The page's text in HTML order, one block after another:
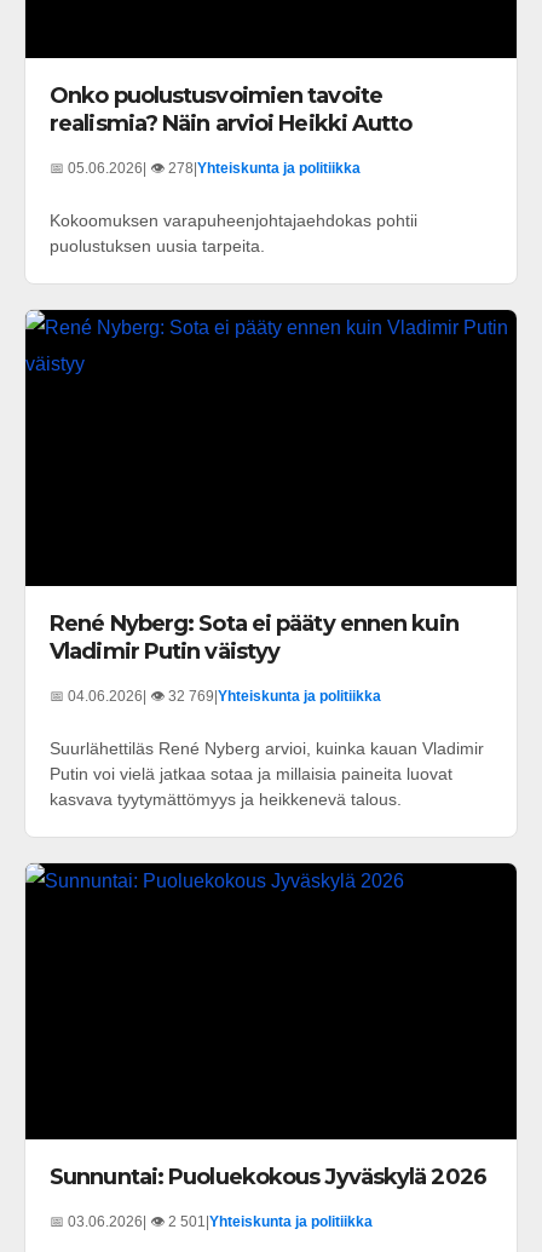
Onko puolustusvoimien tavoite
realismia? Näin arvioi Heikki Autto
📅 05.06.2026| 👁️ 278|Yhteiskunta ja politiikka
Kokoomuksen varapuheenjohtajaehdokas pohtii
puolustuksen uusia tarpeita.
René Nyberg: Sota ei pääty ennen kuin
Vladimir Putin väistyy
📅 04.06.2026 | 👁️ 32 769 Yhteiskunta ja politiikka
Suurlähettiläs René Nyberg arvioi, kuinka kauan Vladimir
Putin voi vielä jatkaa sotaa ja millaisia paineita luovat
kasvava tyytymättömyys ja heikkenevä talous.
Sunnuntai: Puoluekokous Jyväskylä 2026
📅 03.06.2026 | 👁️ 2 501 Yhteiskunta ja politiikka